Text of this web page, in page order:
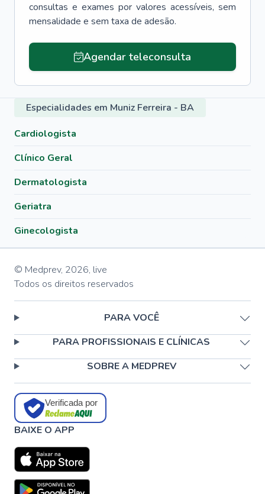
consultas e exames por valores acessíveis, sem
mensalidade e sem taxa de adesão.
Agendar teleconsulta
Especialidades em Muniz Ferreira - BA
Cardiologista
Clínico Geral
Dermatologista
Geriatra
Ginecologista
© Medprev, 2026, live
Todos os direitos reservados
PARA VOCÊ
PARA PROFISSIONAIS E CLÍNICAS
SOBRE A MEDPREV
Verificada por
BAIXE O APP